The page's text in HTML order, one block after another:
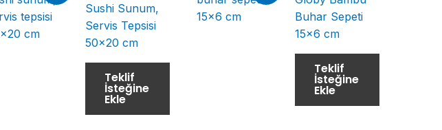
Sushi Sunum,
Servis Tepsisi
50×20 cm
Teklif
İsteğine
Ekle
Buhar Sepeti
15×6 cm
Teklif
İsteğine
Ekle